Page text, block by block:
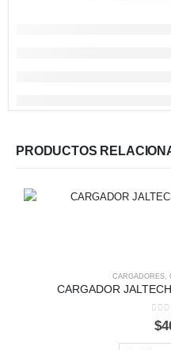
PRODUCTOS
CARGADORES,
CARGADOR
0
$